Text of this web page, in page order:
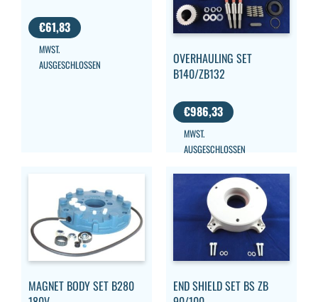
€61,83
MWST.
AUSGESCHLOSSEN
OVERHAULING SET
B140/ZB132
€986,33
MWST.
AUSGESCHLOSSEN
MAGNET BODY SET B280
END SHIELD SET BS ZB